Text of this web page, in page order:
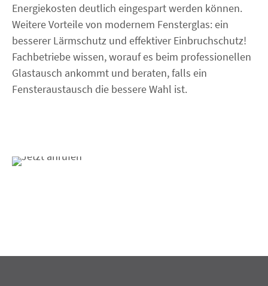
Energiekosten deutlich eingespart werden können.
Weitere Vorteile von modernem Fensterglas: ein
besserer Lärmschutz und effektiver Einbruchschutz!
Fachbetriebe wissen, worauf es beim professionellen
Glastausch ankommt und beraten, falls ein
Fensteraustausch die bessere Wahl ist.